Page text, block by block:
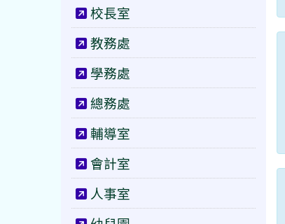
校長室
教務處
學務處
總務處
輔導室
會計室
人事室